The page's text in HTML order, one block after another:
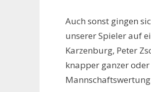
Auch sonst gingen
unserer Spieler auf
Karzenburg, Peter
knapper ganzer